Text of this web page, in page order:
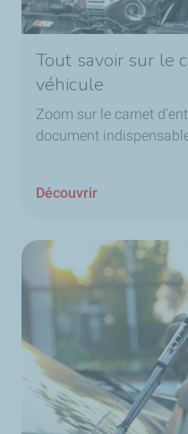
Tout savoir sur le
véhicule
Zoom sur le carnet
document
Découvrir